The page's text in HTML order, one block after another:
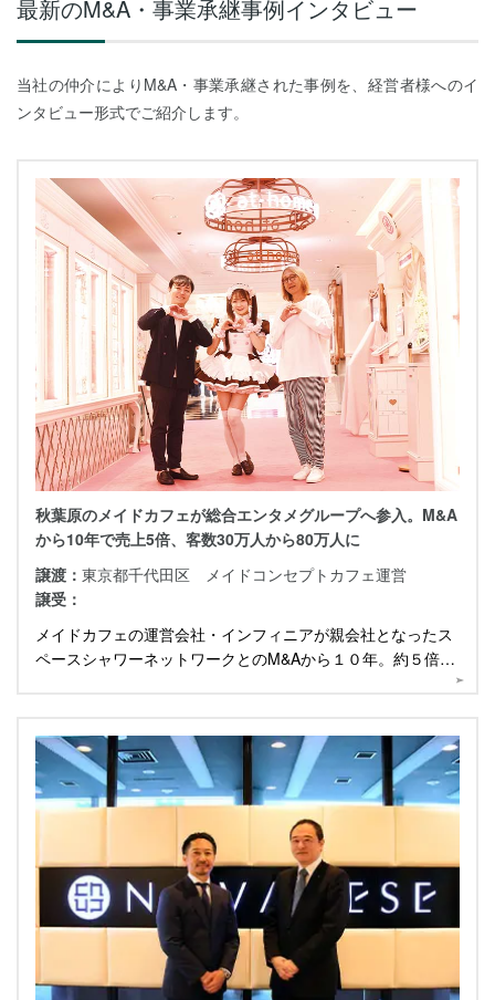
最新のM&A・事業承継事例インタビュー
当社の仲介によりM&A・事業承継された事例を、経営者様へのイ
ンタビュー形式でご紹介します。
秋葉原のメイドカフェが総合エンタメグループへ参入。M&A
から10年で売上5倍、客数30万人から80万人に
譲渡： 東京都千代田区 メイドコンセプトカフェ運営
譲受：
メイドカフェの運営会社・インフィニアが親会社となったス
ペースシャワーネットワークとのM&Aから１０年。約５倍も